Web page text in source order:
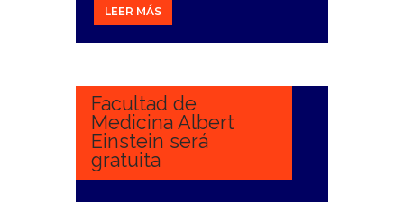
LEER MÁS
28
Facultad de
Medicina Albert
Einstein será
gratuita